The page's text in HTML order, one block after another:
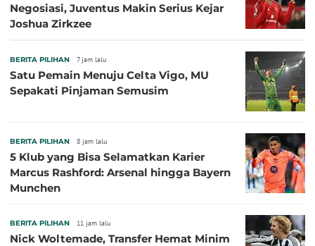
Negosiasi, Juventus Makin Serius Kejar
Joshua Zirkzee
BERITA PILIHAN 7 jam lalu
Satu Pemain Menuju Celta Vigo, MU
Sepakati Pinjaman Semusim
BERITA PILIHAN 8 jam lalu
5 Klub yang Bisa Selamatkan Karier
Marcus Rashford: Arsenal hingga Bayern
Munchen
BERITA PILIHAN 11 jam lalu
Nick Woltemade, Transfer Hemat Minim